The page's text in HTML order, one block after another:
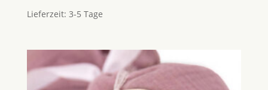
Lieferzeit: 3-5 Tage